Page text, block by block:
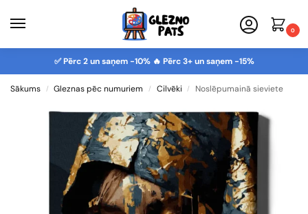
0
✅ Pērc 2 un saņem -10% 🔥 Pērc 3+ un saņem -15%
Sākums / Gleznas pēc numuriem / Cilvēki / Noslēpumainā sieviete